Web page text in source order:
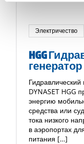
Электричество
HGG
DYNASET HGG
энергию
средства или
тока низкого
в аэропортах
питания […]